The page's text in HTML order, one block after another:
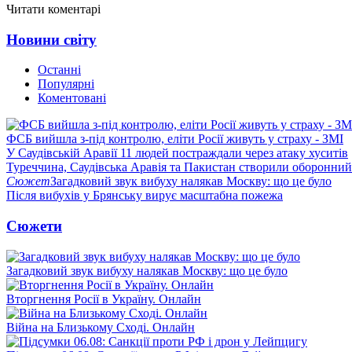
Читати коментарі
Новини світу
Останні
Популярні
Коментовані
ФСБ вийшла з-під контролю, еліти Росії живуть у страху - ЗМІ
У Саудівській Аравії 11 людей постраждали через атаку хуситів
Туреччина, Саудівська Аравія та Пакистан створили
СюжетЗагадковий звук вибуху налякав Москву: що це було
Після вибухів у Брянську вирує масштабна пожежа
Сюжети
Загадковий звук вибуху налякав Москву: що це було
Вторгнення Росії в Україну. Онлайн
Війна на Близькому Сході. Онлайн